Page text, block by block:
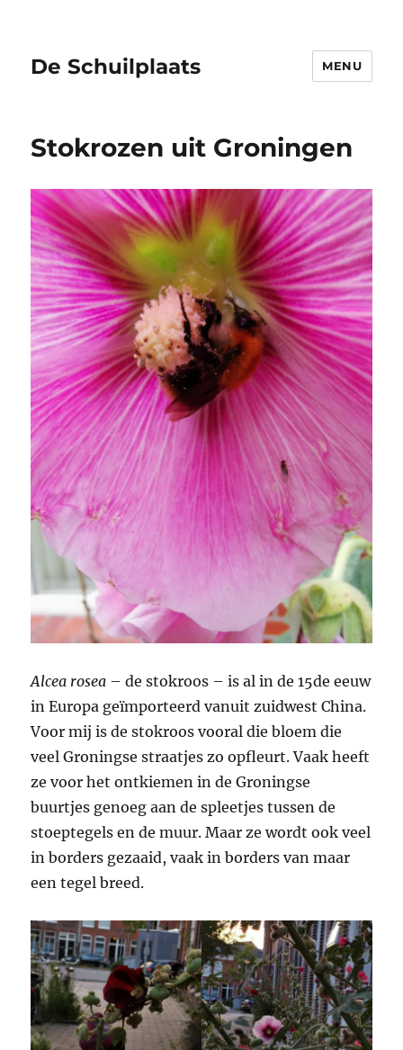
De Schuilplaats MENU
Stokrozen uit Groningen
Alcea rosea – de stokroos – is al in de 15de eeuw
in Europa geïmporteerd vanuit zuidwest China.
Voor mij is de stokroos vooral die bloem die
veel Groningse straatjes zo opfleurt. Vaak heeft
ze voor het ontkiemen in de Groningse
buurtjes genoeg aan de spleetjes tussen de
stoeptegels en de muur. Maar ze wordt ook veel
in borders gezaaid, vaak in borders van maar
een tegel breed.